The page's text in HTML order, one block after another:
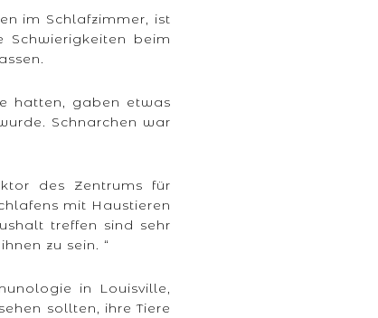
im Schlafzimmer, ist
beim
hatten, gaben etwas
Schnarchen war
des Zentrums für
mit Haustieren
treffen sind sehr
zu sein. “
in Louisville,
sollten, ihre Tiere